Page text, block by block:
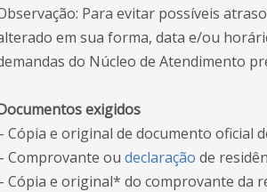
Para evitar possíveis
em sua forma, data e/ou
do Núcleo de Atendimento
exigidos
Cópia e original de documento oficial
Comprovante ou declaração de
Cópia e original* do comprovante da